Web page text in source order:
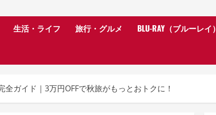
生活・ライフ 旅行・グルメ BLU-RAY（ブルーレイ）
ガイド｜3万円OFFで秋旅がもっとおトクに！